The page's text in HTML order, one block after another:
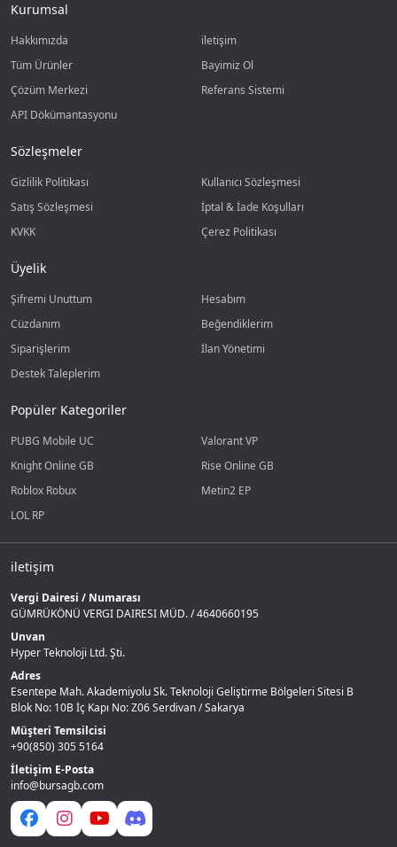
Kurumsal
Hakkımızda
iletişim
Tüm Ürünler
Bayimiz Ol
Çözüm Merkezi
Referans Sistemi
API Dökümantasyonu
Sözleşmeler
Gizlilik Politikası
Kullanıcı Sözleşmesi
Satış Sözleşmesi
İptal & İade Koşulları
KVKK
Çerez Politikası
Üyelik
Şifremi Unuttum
Hesabım
Cüzdanım
Beğendiklerim
Siparişlerim
İlan Yönetimi
Destek Taleplerim
Popüler Kategoriler
PUBG Mobile UC
Valorant VP
Knight Online GB
Rise Online GB
Roblox Robux
Metin2 EP
LOL RP
iletişim
Vergi Dairesi / Numarası
GÜMRÜKÖNÜ VERGI DAIRESI MÜD. / 4640660195
Unvan
Hyper Teknoloji Ltd. Şti.
Adres
Esentepe Mah. Akademiyolu Sk. Teknoloji Geliştirme Bölgeleri Sitesi B
Blok No: 10B İç Kapı No: Z06 Serdivan / Sakarya
Müşteri Temsilcisi
+90(850) 305 5164
İletişim E-Posta
info@bursagb.com